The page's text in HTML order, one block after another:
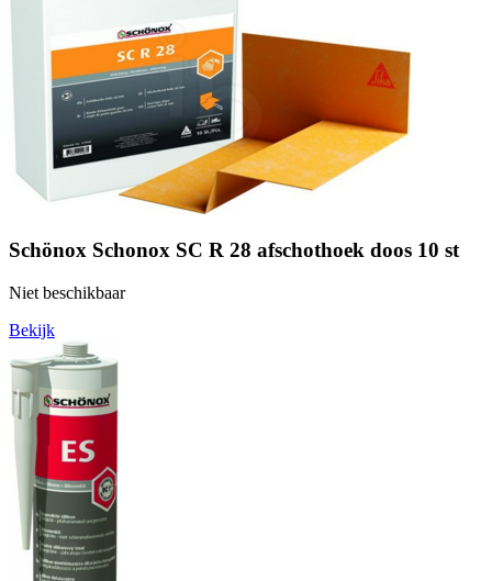
Schönox Schonox SC R 28 afschothoek doos 10 st
Niet beschikbaar
Bekijk